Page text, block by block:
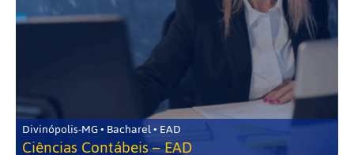
Divinópolis-MG • Bacharel • EAD
Ciências Contábeis – EAD